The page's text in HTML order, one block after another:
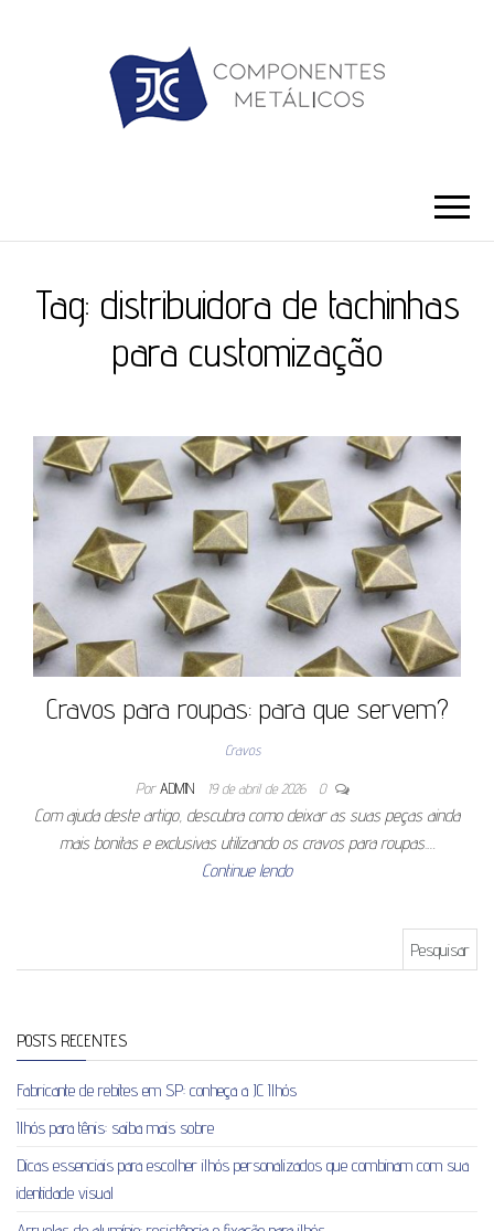
Tag: distribuidora de tachinhas
para customização
Cravos para roupas: para que servem?
Cravos
Por ADMIN 19 de abril de 2026 0
Com ajuda deste artigo, descubra como deixar as suas peças ainda
mais bonitas e exclusivas utilizando os cravos para roupas.…
Continue lendo
POSTS RECENTES
Fabricante de rebites em SP: conheça a JC Ilhós
Ilhós para tênis: saiba mais sobre
Dicas essenciais para escolher ilhós personalizados que combinam com sua
identidade visual